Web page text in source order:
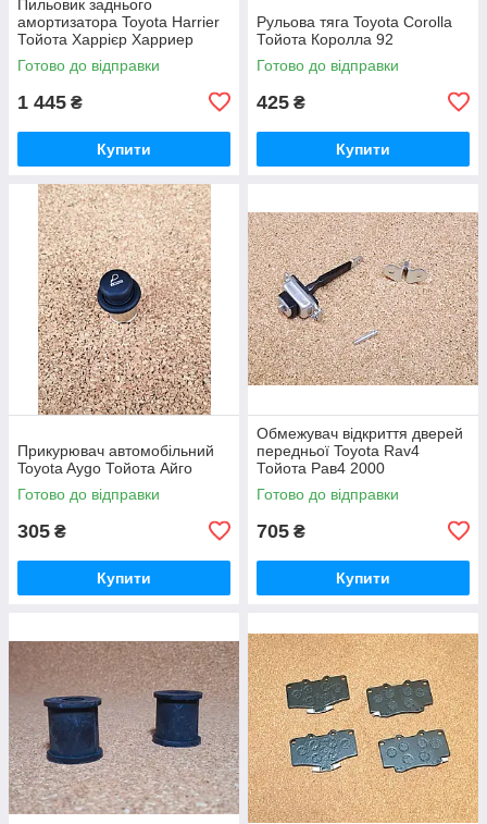
Пильовик заднього
амортизатора Toyota Harrier
Тойота Харрієр Харриер
Готово до відправки
1 445 ₴
Купити
Рульова тяга Toyota Corolla
Тойота Королла 92
Готово до відправки
425 ₴
Купити
Прикурювач автомобільний
Toyota Aygo Тойота Айго
Готово до відправки
305 ₴
Купити
Обмежувач відкриття дверей
передньої Toyota Rav4
Тойота Рав4 2000
Готово до відправки
705 ₴
Купити